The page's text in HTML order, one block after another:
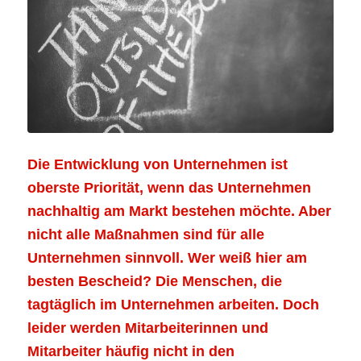
Die Entwicklung von Unternehmen ist
oberste Priorität, wenn das Unternehmen
nachhaltig am Markt bestehen möchte. Aber
nicht alle Maßnahmen sind für alle
Unternehmen sinnvoll. Wer weiß hier am
besten Bescheid? Die Menschen, die
tagtäglich im Unternehmen arbeiten. Doch
leider werden Mitarbeiterinnen und
Mitarbeiter häufig nicht in den